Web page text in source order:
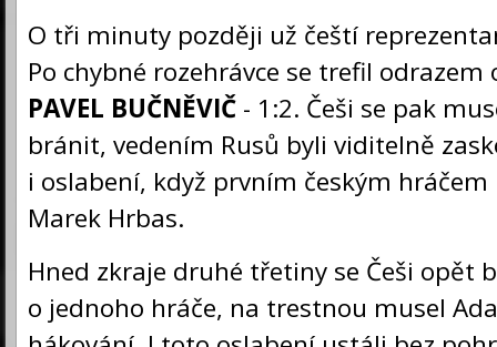
O tři minuty později už čeští
Po chybné rozehrávce se trefil odrazem
PAVEL BUČNĚVIČ - 1:2. Češi se pak
bránit, vedením Rusů byli viditelně
i oslabení, když prvním českým
Marek Hrbas.
Hned zkraje druhé třetiny se Češi opět
o jednoho hráče, na trestnou musel